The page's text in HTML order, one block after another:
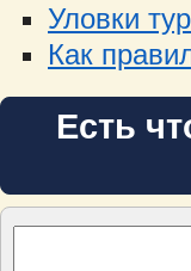
Уловки
Как
Есть